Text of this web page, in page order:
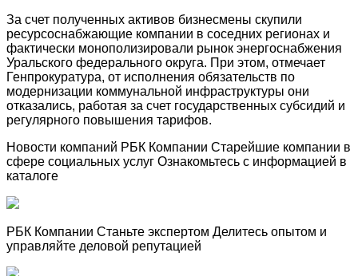
За счет полученных активов бизнесмены скупили
ресурсоснабжающие компании в соседних регионах и
фактически монополизировали рынок энергоснабжения
Уральского федерального округа. При этом, отмечает
Генпрокуратура, от исполнения обязательств по
модернизации коммунальной инфраструктуры они
отказались, работая за счет государственных субсидий и
регулярного повышения тарифов.
Новости компаний РБК Компании Старейшие компании в
сфере социальных услуг Ознакомьтесь с информацией в
каталоге
РБК Компании Станьте экспертом Делитесь опытом и
управляйте деловой репутацией